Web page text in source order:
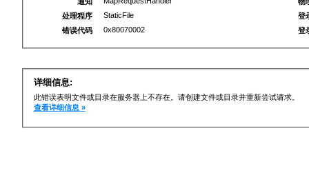
处理程序
StaticFile
错误代码
0x80070002
登
登
详细信息:
此错误表明文件或目录在服务器上不存在。请创建文件或目录并重新尝试请求。
查看详细信息 »